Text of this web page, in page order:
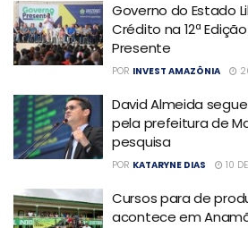
Governo do Estado
Crédito na 12ª
Presente
POR INVEST AMAZÔNIA
David Almeida
pela prefeitura de
pesquisa
POR KATARYNE DIAS 10
Cursos para de
acontece em